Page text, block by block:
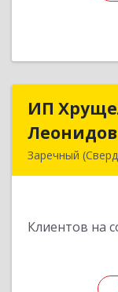
ИП
Заречный
Клиентов на